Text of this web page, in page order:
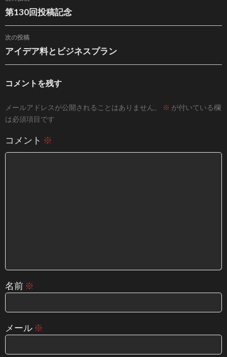
第130回投稿記念
次の投稿
アイデア料とビジネスプラン
コメントを残す
メールアドレスが公開されることはありません。 ※ が付いている欄
は必須項目です
コメント ※
名前 ※
メール ※